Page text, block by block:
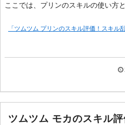
ここでは、プリンのスキルの使い方
「ツムツム プリンのスキル評価！スキル
ツムツム モカのスキル